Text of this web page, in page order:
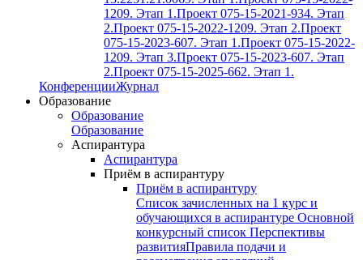
1209. Этап 1.Проект 075-15-2021-934. Этап
2.Проект 075-15-2022-1209. Этап 2.Проект
075-15-2023-607. Этап 1.Проект 075-15-2022-
1209. Этап 3.Проект 075-15-2023-607. Этап
2.Проект 075-15-2025-662. Этап 1.
КонференцииЖурнал
Образование
Образование
Образование
Аспирантура
Аспирантура
Приём в аспирантуру
Приём в аспирантуру
Список зачисленных на 1 курс и
обучающихся в аспирантуре Основной
конкурсный список Перспективы
развитияПравила подачи и